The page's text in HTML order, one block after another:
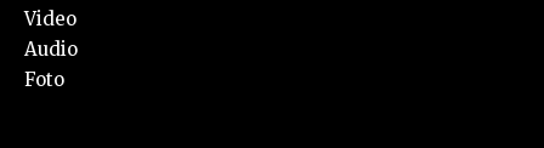
Video
Audio
Foto